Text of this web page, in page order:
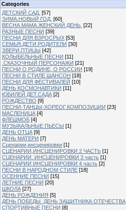
Categories
ДЕТСКИЙ САД. [57]
ЗИМА.НОВЫЙ ГОД. [60]
ВЕСНА.МАМА.ЖЕНСКИЙ ДЕНЬ. [22]
РАЗНЫЕ ПЕСНИ [39]
ПЕСНИ ДЛЯ ВЗРОСРЫХ [53]
СЕМЬЯ.ДЕТИ.РОДИТЕЛИ [30]
ЗВЕРИ.ПТИЦЫ [42]
КОЛЫБЕЛЬНЫЕ ПЕСНИ [11]
.СКАЗОЧНЫЙ ПЕРСОНАЖИ [21]
ПЕСНИ О РОДИНЕ, О РОССИИ [19]
ПЕСНИ В СТИЛЕ ШАНСОН [18]
ПЕСНИ ДЛЯ ФЕСТИВАЛЕЙ [10]
ДЕНЬ КОСМОНАВТИКИ [11]
ЮБИЛЕЙ ДЕТ.САДА [2]
РОЖДЕСТВО [9]
ПЕСНИ-ТАНЦЫ-ХОРЕОГ.КОМПОЗИЦИИ [23]
МАСЛЕНИЦА [4]
ФЛЕШМОБ [4]
МУЗЫКАЛЬНЫЕ ПЬЕСЫ [1]
ДЕНЬ ОТЦА [9]
ДЕНЬ МАТЕРИ [7]
Сценарии,инсценировки [1]
СЦЕНАРИИ,ИНСЦЕНИРОВКИ 2 ЧАСТЬ [1]
СЦЕНАРИИ. ИНСЦЕНИРОВКИ 3 часть [1]
СЦЕНАРИИ ИНСЦЕНИРОВКИ 4 часть [2]
ПЕСНИ В НАРОДНОМ СТИЛЕ [18]
ОСЕННИЕ ПЕСНИ [15]
ЛЕТНИЕ ПЕСНИ [20]
ШКОЛА [27]
ДЕНЬ РОЖДЕНИЯ [5]
ДЕНЬ ПОБЕДЫ. ДЕНЬ ЗАЩИТНИКА ОТЕЧЕСТВА
СПОРТИВНЫЕ ПЕСНИ [8]